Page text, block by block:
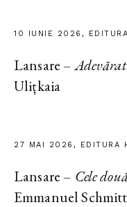
10 IUNIE 2026,
Lansare –
Ulițkaia
27 MAI 2026, EDITURA
Lansare – Cele
Emmanuel Schmitt